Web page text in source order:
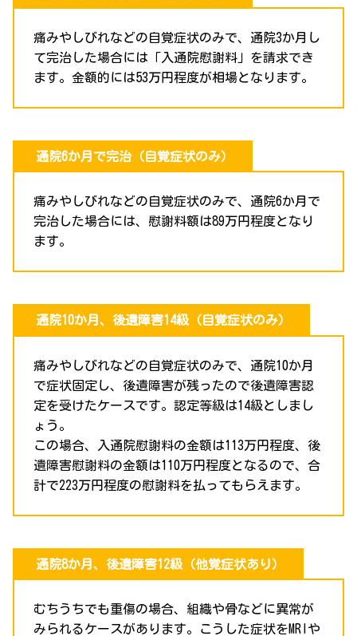
痛みやしびれなどの自覚症状のみで、通院3か月し
て完治した場合には「入通院慰謝料」を請求でき
ます。金額的には53万円程度が相場となります。
通院6か月で完治（自覚症状のみ）
痛みやしびれなどの自覚症状のみで、通院6か月で
完治した場合には、慰謝料額は89万円程度となり
ます。
通院10か月、後遺障害14級（自覚症状のみ）
痛みやしびれなどの自覚症状のみで、通院10か月
で症状固定し、後遺障害が残ったので後遺障害認
定を受けたケースです。認定等級は14級としまし
ょう。
この場合、入通院慰謝料の金額は113万円程度、後
遺障害慰謝料の金額は110万円程度となるので、合
計で223万円程度の慰謝料を払ってもらえます。
通院8か月、後遺障害12級（他覚症状あり）
むちうちでも重傷の場合、組織や骨などに異常が
みられるケースがあります。こうした症状をMRIや